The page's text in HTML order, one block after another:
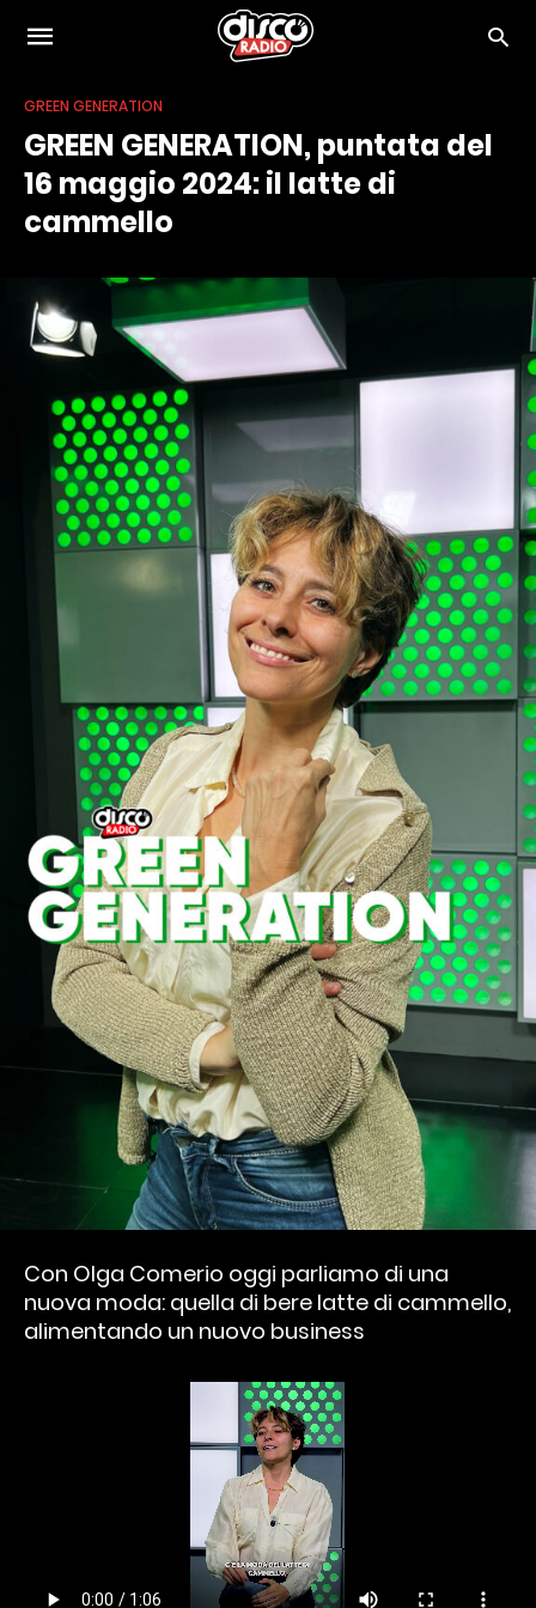
GREEN GENERATION
GREEN GENERATION, puntata del
16 maggio 2024: il latte di
cammello
Con Olga Comerio oggi parliamo di una
nuova moda: quella di bere latte di cammello,
alimentando un nuovo business